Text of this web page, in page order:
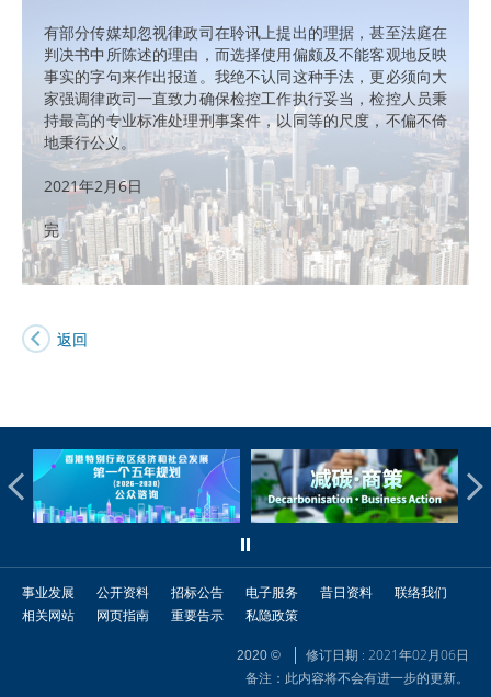
有部分传媒却忽视律政司在聆讯上提出的理据，甚至法庭在
判决书中所陈述的理由，而选择使用偏颇及不能客观地反映
事实的字句来作出报道。我绝不认同这种手法，更必须向大
家强调律政司一直致力确保检控工作执行妥当，检控人员秉
持最高的专业标准处理刑事案件，以同等的尺度，不偏不倚
地秉行公义。
2021年2月6日
完
返回
事业发展 公开资料 招标公告 电子服务 昔日资料
联络我们
相关网站
网页指南 重要告示 私隐政策
2020 ©
修订日期 : 2021年02月06日
备注：此内容将不会有进一步的更新。